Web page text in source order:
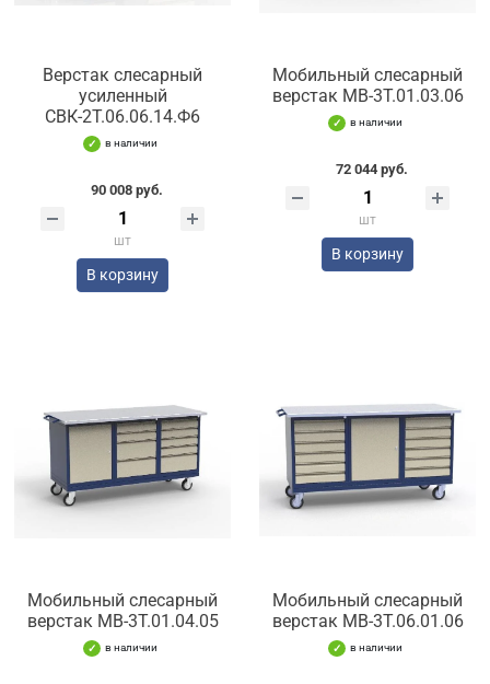
Верстак слесарный
усиленный
СВК-2Т.06.06.14.Ф6
в наличии
90 008 руб.
шт
В корзину
Мобильный слесарный
верстак МВ-3Т.01.03.06
в наличии
72 044 руб.
шт
В корзину
Мобильный слесарный
верстак МВ-3Т.01.04.05
в наличии
Мобильный слесарный
верстак МВ-3Т.06.01.06
в наличии